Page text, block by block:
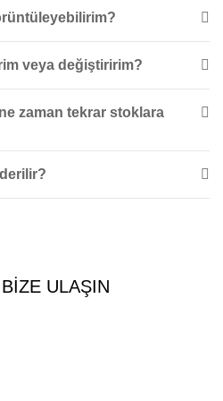
veya değiştiririm?
zaman tekrar stoklara
ULAŞIN